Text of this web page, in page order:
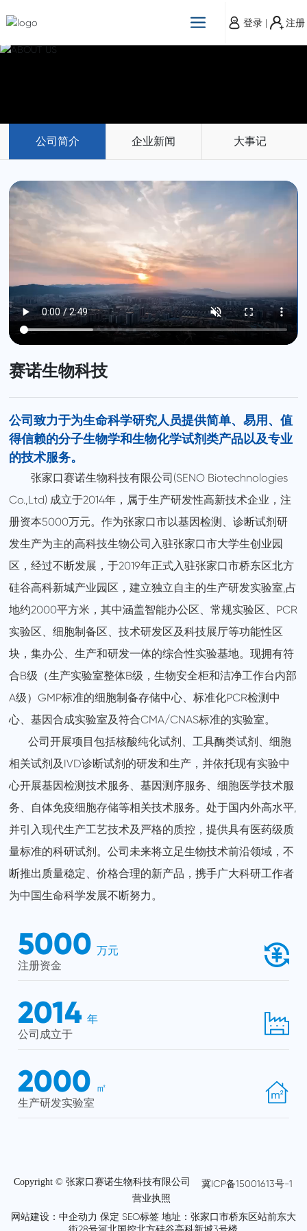
登录 | 注册
公司简介 企业新闻 大事记
赛诺生物科技
公司致力于为生命科学研究人员提供简单、易用、值
得信赖的分子生物学和生物化学试剂类产品以及专业
的技术服务。
张家口赛诺生物科技有限公司(SENO Biotechnologies
Co.,Ltd) 成立于2014年，属于生产研发性高新技术企业，注
册资本5000万元。作为张家口市以基因检测、诊断试剂研
发生产为主的高科技生物公司入驻张家口市大学生创业园
区，经过不断发展，于2019年正式入驻张家口市桥东区北方
硅谷高科新城产业园区，建立独立自主的生产研发实验室,占
地约2000平方米，其中涵盖智能办公区、常规实验区、PCR
实验区、细胞制备区、技术研发区及科技展厅等功能性区
块，集办公、生产和研发一体的综合性实验基地。现拥有符
合B级（生产实验室整体B级，生物安全柜和洁净工作台内部
A级）GMP标准的细胞制备存储中心、标准化PCR检测中
心、基因合成实验室及符合CMA/CNAS标准的实验室。
公司开展项目包括核酸纯化试剂、工具酶类试剂、细胞
相关试剂及IVD诊断试剂的研发和生产，并依托现有实验中
心开展基因检测技术服务、基因测序服务、细胞医学技术服
务、自体免疫细胞存储等相关技术服务。处于国内外高水平,
并引入现代生产工艺技术及严格的质控，提供具有医药级质
量标准的科研试剂。公司未来将立足生物技术前沿领域，不
断推出质量稳定、价格合理的新产品，携手广大科研工作者
为中国生命科学发展不断努力。
5000 万元
注册资金
2014 年
公司成立于
2000 ㎡
生产研发实验室
Copyright © 张家口赛诺生物科技有限公司
冀ICP备15001613号-1
营业执照
网站建设：中企动力 保定 SEO标签地址：张家口市桥东区站前东大
街28号河北国控北方硅谷高科新城3号楼